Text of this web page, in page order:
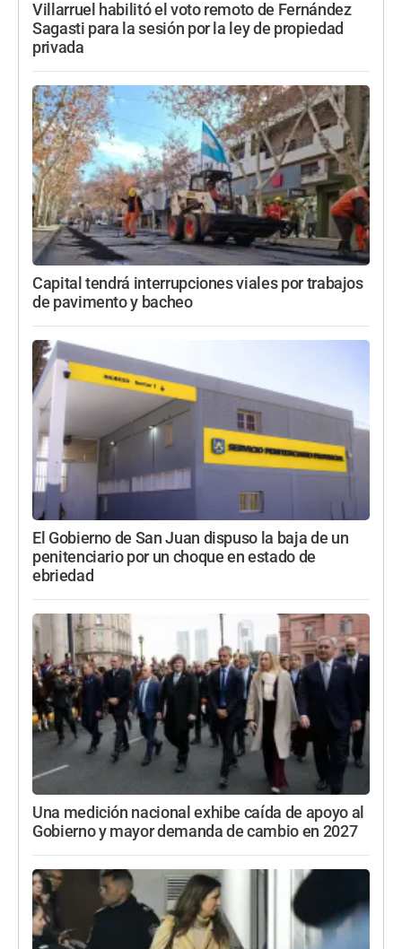
Villarruel habilitó el voto remoto de Fernández
Sagasti para la sesión por la ley de propiedad
privada
Capital tendrá interrupciones viales por trabajos
de pavimento y bacheo
El Gobierno de San Juan dispuso la baja de un
penitenciario por un choque en estado de
ebriedad
Una medición nacional exhibe caída de apoyo al
Gobierno y mayor demanda de cambio en 2027